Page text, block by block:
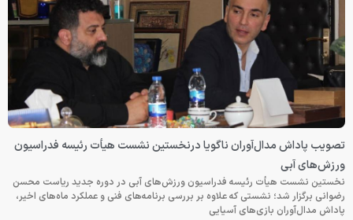
تصویب پاداش مدال‌آوران ناگویا درنخستین نشست هیأت رئیسه فدراسیون
ورزش‌های آبی
نخستین نشست هیأت رئیسه فدراسیون ورزش‌های آبی در دوره جدید ریاست محسن
رضوانی برگزار شد؛ نشستی که علاوه بر بررسی برنامه‌های فنی و عملکرد ماه‌های اخیر،
پاداش مدال‌آوران بازی‌های آسیایی